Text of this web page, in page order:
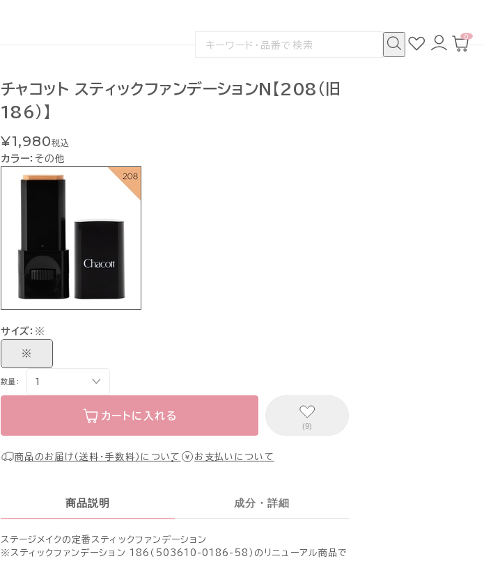
検
お
気
ロ
グ
カ
0
チャコット スティックファンデーションN【208（旧
186）】
¥1,980税込
カラー：その他
サイズ： ※
※
数量：
カートに入れる
(9)
商品のお届け（送料・手数料）について お支払いについて
商品説明 成分・詳細
ステージメイクの定番スティックファンデーション
※スティックファンデーション 186（503610-0186-58）のリニューアル商品で